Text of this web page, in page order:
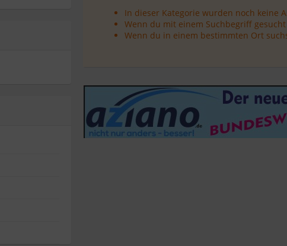
In dieser Kategorie wurden noch keine
Wenn du mit einem Suchbegriff
Wenn du in einem bestimmten Ort